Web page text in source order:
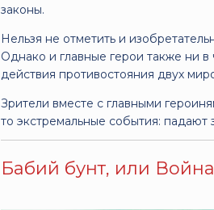
законы.
Нельзя не отметить и
Однако и главные герои также ни
действия противостояния двух
Зрители вместе с главными
то экстремальные события: падают
Бабий бунт, или